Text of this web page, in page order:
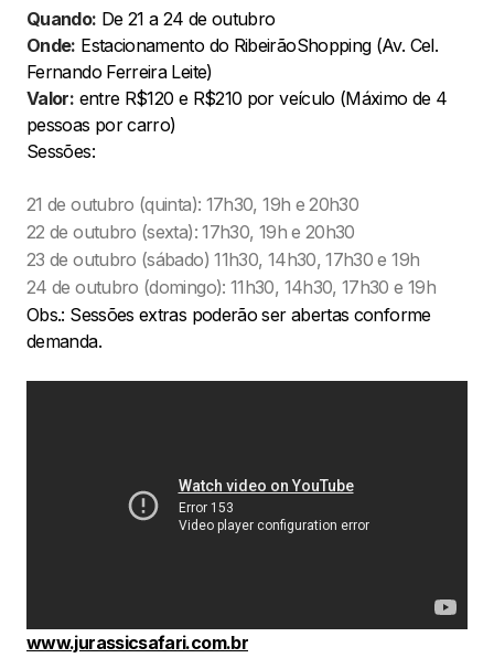
Quando: De 21 a 24 de outubro
Onde: Estacionamento do RibeirãoShopping (Av. Cel.
Fernando Ferreira Leite)
Valor: entre R$120 e R$210 por veículo (Máximo de 4
pessoas por carro)
Sessões:
21 de outubro (quinta): 17h30, 19h e 20h30
22 de outubro (sexta): 17h30, 19h e 20h30
23 de outubro (sábado) 11h30, 14h30, 17h30 e 19h
24 de outubro (domingo): 11h30, 14h30, 17h30 e 19h
Obs.: Sessões extras poderão ser abertas conforme
demanda.
www.jurassicsafari.com.br